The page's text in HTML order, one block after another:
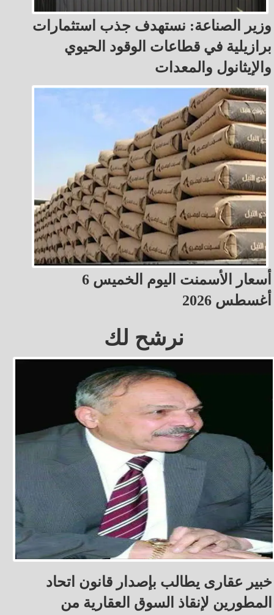
وزير الصناعة: نستهدف جذب استثمارات
برازيلية في قطاعات الوقود الحيوي
والإيثانول والمعدات
أسعار الأسمنت اليوم الخميس 6
أغسطس 2026
نرشح لك
خبير عقارى يطالب بإصدار قانون اتحاد
المطورين لإنقاذ السوق العقارية من